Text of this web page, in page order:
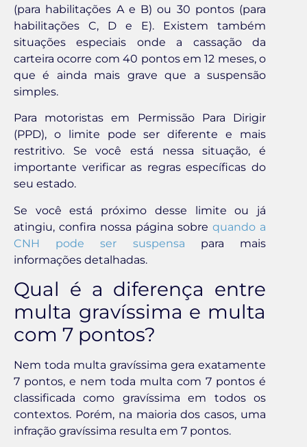
(para habilitações A e B) ou 30 pontos (para
habilitações C, D e E). Existem também
situações especiais onde a cassação da
carteira ocorre com 40 pontos em 12 meses, o
que é ainda mais grave que a suspensão
simples.
Para motoristas em Permissão Para Dirigir
(PPD), o limite pode ser diferente e mais
restritivo. Se você está nessa situação, é
importante verificar as regras específicas do
seu estado.
Se você está próximo desse limite ou já
atingiu, confira nossa página sobre quando a
CNH pode ser suspensa para mais
informações detalhadas.
Qual é a diferença entre
multa gravíssima e multa
com 7 pontos?
Nem toda multa gravíssima gera exatamente
7 pontos, e nem toda multa com 7 pontos é
classificada como gravíssima em todos os
contextos. Porém, na maioria dos casos, uma
infração gravíssima resulta em 7 pontos.